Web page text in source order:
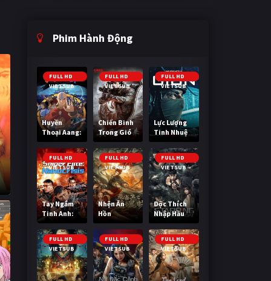
Phim Hành Động
FULL HD
VIETSUB
Huyền
Thoại Aang:
Tiết Khí Sư
Cuối Cùng
FULL HD
VIETSUB
Chiến Binh
Trong Gió
FULL HD
VIETSUB
Lực Lượng
Tinh Nhuệ
FULL HD
VIETSUB
Tay Ngắm
Tinh Anh:
Nguy Cơ
Nano
FULL HD
VIETSUB
Nhện Ăn
Hồn
FULL HD
VIETSUB
Độc Thích
Nhập Hầu
FULL HD
VIETSUB
FULL HD
VIETSUB
FULL HD
VIETSUB